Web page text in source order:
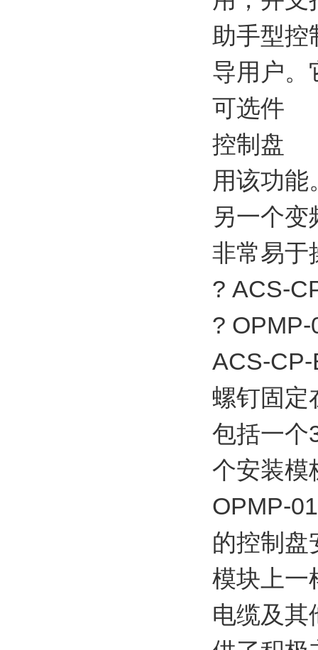
助手型控
导用户。
可选件
控制盘
用该功
另一个
非常易于
? ACS-
? OPMP-
ACS-
螺钉固定
包括一个
个安装模
OPMP-
的控制盘
模块上一
电缆及其